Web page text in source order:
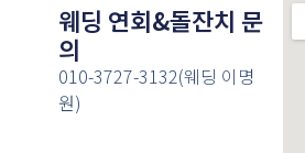
웨딩 연회&돌잔치 문
의
010-3727-3132(웨딩 이명
원)